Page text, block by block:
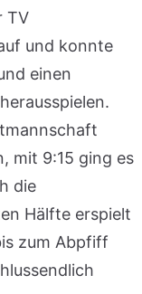
TV
und konnte
einen
mit 9:15 ging es
die
Hälfte erspielt
zum Abpfiff